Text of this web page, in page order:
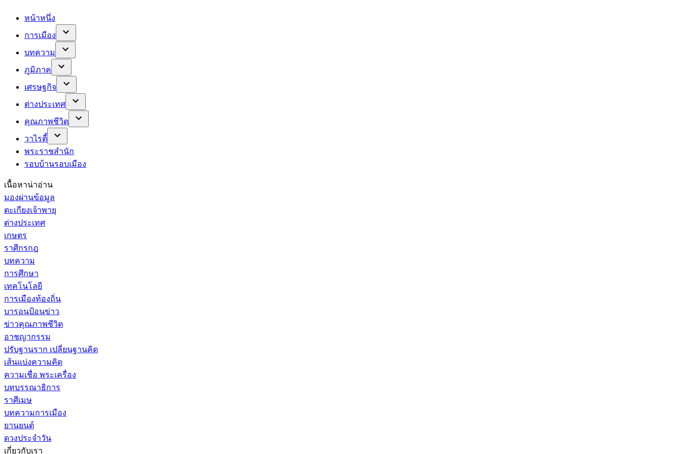
หน้าหนึ่ง
การเมือง
บทความ
ภูมิภาค
เศรษฐกิจ
ต่างประเทศ
คุณภาพชีวิต
วาไรตี้
พระราชสำนัก
รอบบ้านรอบเมือง
เนื้อหาน่าอ่าน
มองผ่านข้อมูล
ตะเกียงเจ้าพายุ
ต่างประเทศ
เกษตร
ราศีกรกฎ
บทความ
การศึกษา
เทคโนโลยี
การเมืองท้องถิ่น
บารอนป้อนข่าว
ข่าวคุณภาพชีวิต
อาชญากรรม
ปรับฐานราก เปลี่ยนฐานคิด
เส้นแบ่งความคิด
ความเชื่อ พระเครื่อง
บทบรรณาธิการ
ราศีเมษ
บทความการเมือง
ยานยนต์
ดวงประจำวัน
เกี่ยวกับเรา